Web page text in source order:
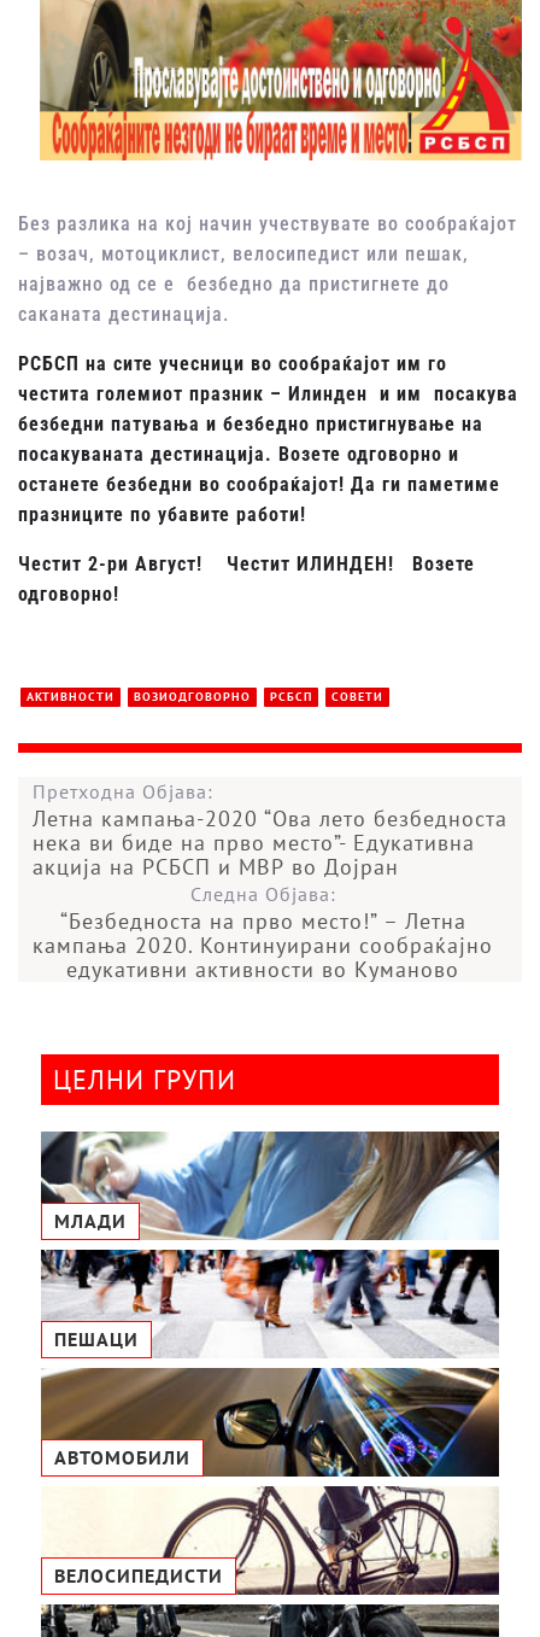
Без разлика на кој начин учествувате во сообраќајот
– возач, мотоциклист, велосипедист или пешак,
најважно од се е безбедно да пристигнете до
саканата дестинација.
РСБСП на сите учесници во сообраќајот им го
честита големиот празник – Илинден и им посакува
безбедни патувања и безбедно пристигнување на
посакуваната дестинација. Возете одговорно и
останете безбедни во сообраќајот! Да ги паметиме
празниците по убавите работи!
Честит 2-ри Август! Честит ИЛИНДЕН! Возете
одговорно!
АКТИВНОСТИ ВОЗИОДГОВОРНО РСБСП СОВЕТИ
Претходна Објава:
Летна кампања-2020 “Ова лето безбедноста
нека ви биде на прво место”- Едукативна
акција на РСБСП и МВР во Дојран
Следна Објава:
“Безбедноста на прво место!” – Летна
кампања 2020. Континуирани сообраќајно
едукативни активности во Куманово
ЦЕЛНИ ГРУПИ
МЛАДИ
ПЕШАЦИ
АВТОМОБИЛИ
ВЕЛОСИПЕДИСТИ